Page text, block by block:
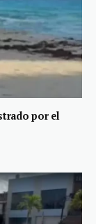
por el